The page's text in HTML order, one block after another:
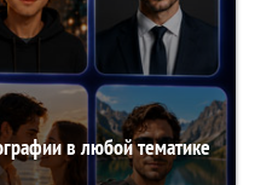
в любой тематике